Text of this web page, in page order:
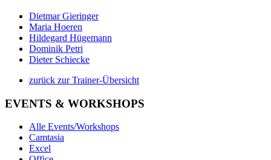
Dietmar Gieringer
Maria Hoeren
Hildegard Hügemann
Dominik Petri
Dieter Schiecke
zurück zur Trainer-Übersicht
EVENTS & WORKSHOPS
Alle Events/Workshops
Camtasia
Excel